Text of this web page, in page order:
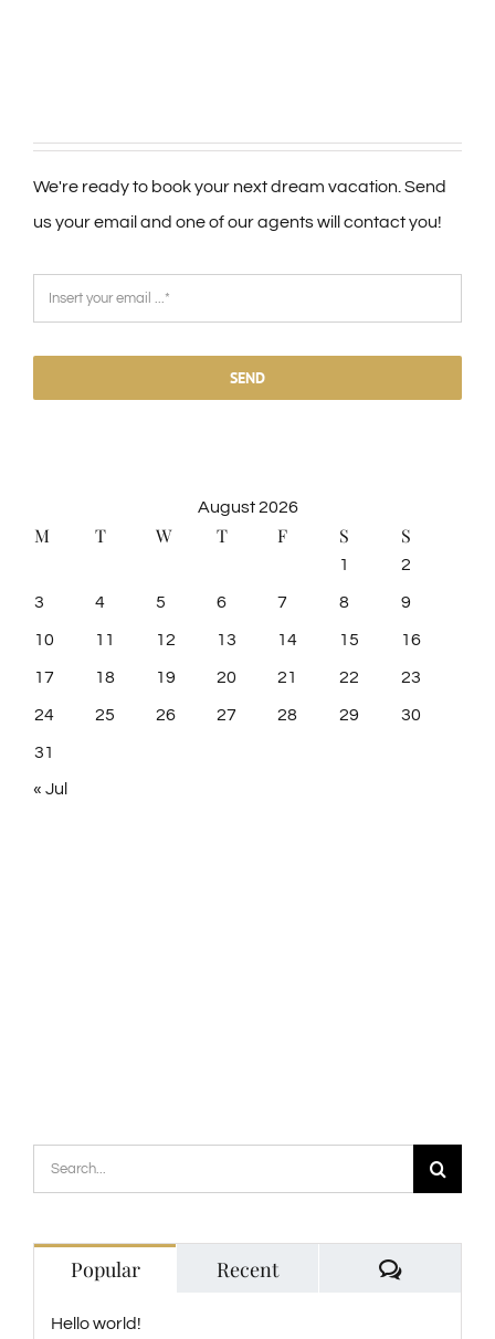
We're ready to book your next dream vacation. Send
us your email and one of our agents will contact you!
SEND
August 2026
M T W T F S S
1 2
3 4 5 6 7 8 9
10 11 12 13 14 15 16
17 18 19 20 21 22 23
24 25 26 27 28 29 30
31
« Jul
Search
for:
Popular Recent
Hello world!